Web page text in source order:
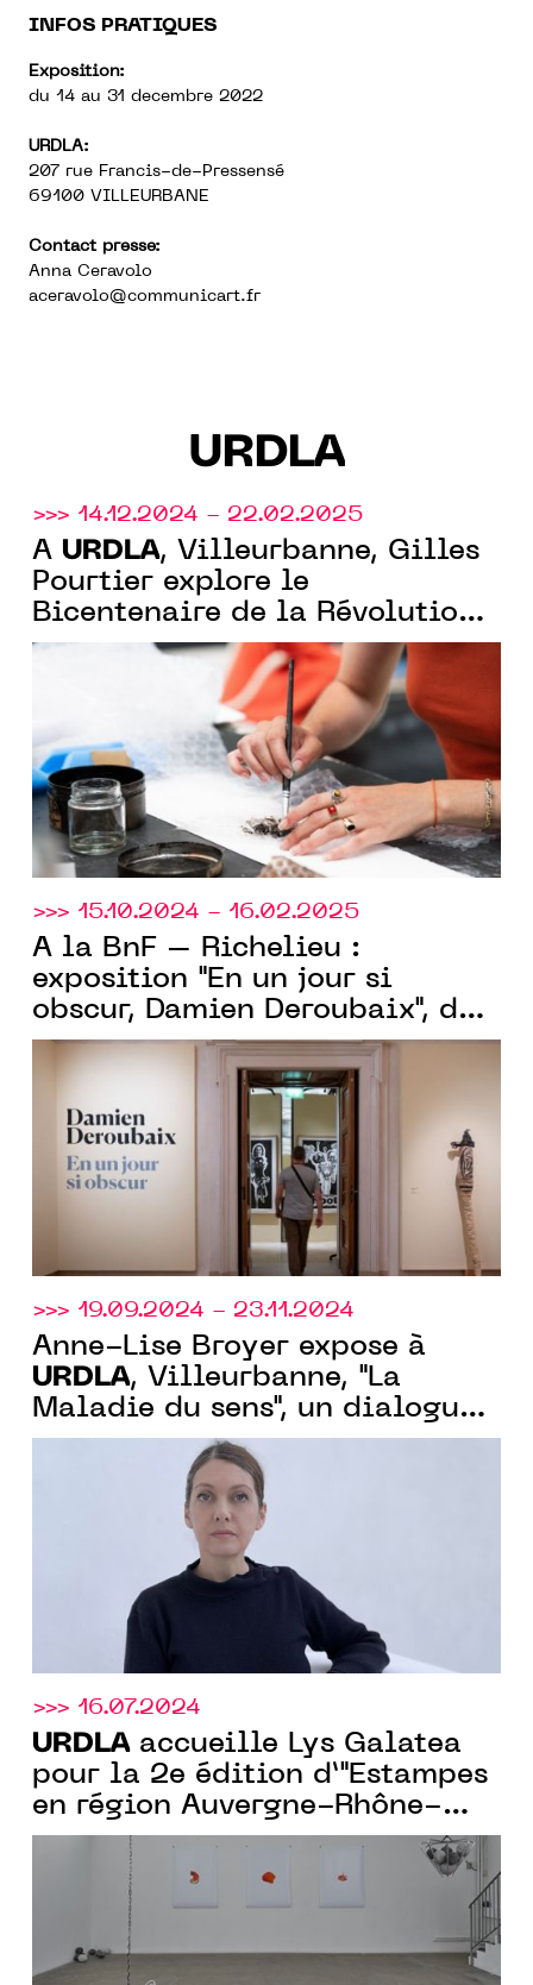
INFOS PRATIQUES
Exposition:
du 14 au 31 decembre 2022
URDLA:
207 rue Francis-de-Pressensé
69100 VILLEURBANE
Contact presse:
Anna Ceravolo
aceravolo@communicart.fr
URDLA
>>> 14.12.2024 - 22.02.2025
À URDLA, Villeurbanne, Gilles
Pourtier explore le
Bicentenaire de la Révolution
française, tandis que Lys
Galatea réinvente la gravure
avec des matériaux détournés.
>>> 15.10.2024 - 16.02.2025
À la BnF – Richelieu :
exposition "En un jour si
obscur, Damien Deroubaix", des
gravures créées àURDLAet
dans d’autres ateliers
prestigieux
>>> 19.09.2024 - 23.11.2024
Anne-Lise Broyer expose à
URDLA, Villeurbanne, "La
Maladie du sens", un dialogue
entre gravure et photographie
>>> 16.07.2024
URDLAaccueille Lys Galatea
pour la 2e édition d’"Estampes
en région Auvergne-Rhône-
Alpes", avec le soutien de la
Région